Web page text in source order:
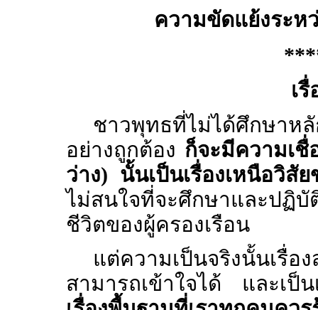
ความขัดแย้งระห
เ
ชาวพุทธที่ไม่ได้ศึกษาหลั
อย่างถูกต้อง ก็จะมีความเชื่
ว่าง) นั้นเป็นเรื่องเหนือวิสั
ไม่สนใจที่จะศึกษาและปฏิ
ชีวิตของผู้ครองเรือน
แต่ความเป็นจริงนั้นเรื่อ
สามารถเข้าใจได้ และเป็